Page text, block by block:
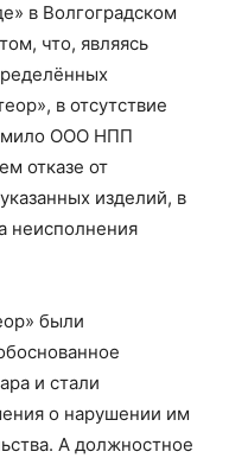
в Волгоградском
что, являясь
в отсутствие
ООО НПП
отказе от
изделий, в
неисполнения
были
и стали
о нарушении им
А должностное